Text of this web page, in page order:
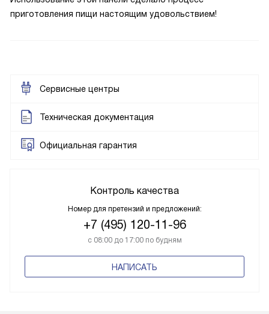
приготовления пищи настоящим удовольствием!
Сервисные центры
Техническая документация
Официальная гарантия
Контроль качества
Номер для претензий и предложений:
+7 (495) 120-11-96
с 08:00 до 17:00 по будням
НАПИСАТЬ